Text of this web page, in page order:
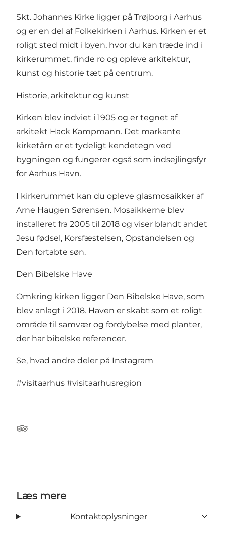
Skt. Johannes Kirke ligger på Trøjborg i Aarhus
og er en del af Folkekirken i Aarhus. Kirken er et
roligt sted midt i byen, hvor du kan træde ind i
kirkerummet, finde ro og opleve arkitektur,
kunst og historie tæt på centrum.
Historie, arkitektur og kunst
Kirken blev indviet i 1905 og er tegnet af
arkitekt Hack Kampmann. Det markante
kirketårn er et tydeligt kendetegn ved
bygningen og fungerer også som indsejlingsfyr
for Aarhus Havn.
I kirkerummet kan du opleve glasmosaikker af
Arne Haugen Sørensen. Mosaikkerne blev
installeret fra 2005 til 2018 og viser blandt andet
Jesu fødsel, Korsfæstelsen, Opstandelsen og
Den fortabte søn.
Den Bibelske Have
Omkring kirken ligger Den Bibelske Have, som
blev anlagt i 2018. Haven er skabt som et roligt
område til samvær og fordybelse med planter,
der har bibelske referencer.
Se, hvad andre deler på Instagram
#visitaarhus #visitaarhusregion
Tripadvisor
Læs mere
Kontaktoplysninger